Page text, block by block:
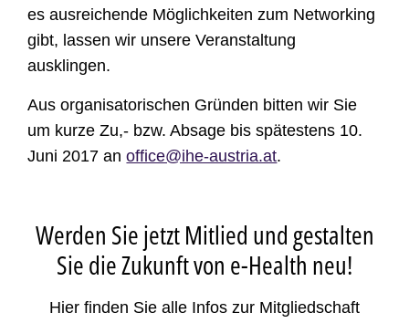
es ausreichende Möglichkeiten zum Networking
gibt, lassen wir unsere Veranstaltung
ausklingen.
Aus organisatorischen Gründen bitten wir Sie
um kurze Zu,- bzw. Absage bis spätestens 10.
Juni 2017 anoffice@ihe-austria.at.
Werden Sie jetzt Mitlied und gestalten
Sie die Zukunft von e-Health neu!
Hier finden Sie alle Infos zur Mitgliedschaft